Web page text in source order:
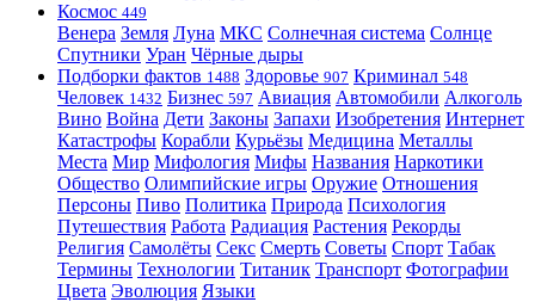
Космос 449
Венера Земля Луна МКС Солнечная система Солнце
Спутники Уран Чёрные дыры
Подборки фактов 1488 Здоровье 907 Криминал 548
Человек 1432 Бизнес 597 Авиация Автомобили Алкоголь
Вино Война Дети Законы Запахи Изобретения Интернет
Катастрофы Корабли Курьёзы Медицина Металлы
Места Мир Мифология Мифы Названия Наркотики
Общество Олимпийские игры Оружие Отношения
Персоны Пиво Политика Природа Психология
Путешествия Работа Радиация Растения Рекорды
Религия Самолёты Секс Смерть Советы Спорт Табак
Термины Технологии Титаник Транспорт Фотографии
Цвета Эволюция Языки